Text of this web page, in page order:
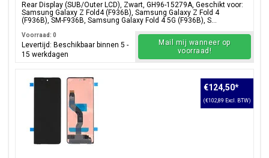
Rear Display (SUB/Outer LCD), Zwart, GH96-15279A, Geschikt voor:
Samsung Galaxy Z Fold4 (F936B), Samsung Galaxy Z Fold 4
(F936B), SM-F936B, Samsung Galaxy Fold 4 5G (F936B), S...
Voorraad: 0
Levertijd: Beschikbaar binnen 5 -
15 werkdagen
Mail mij wanneer op
voorraad!
€124,50*
(€102,89 Excl. BTW)